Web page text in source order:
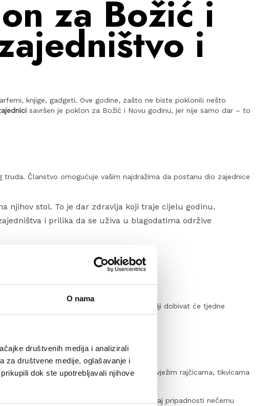
O nama
društvenih medija i analizirali
za društvene medije, oglašavanje i
dok ste upotrebljavali njihove
za Božić i
i
knjige, gadgeti. Ove godine, zašto ne biste poklonili nešto
savršen je poklon za Božić i Novu godinu, jer nije samo dar – to
Članstvo omogućuje vašim najdražima da postanu dio zajednice
njihov stol. To je dar zdravlja koji traje cijelu godinu.
i prilika da se uživa u blagodatima održive
od strane naših stručnjaka. Vaši najmiliji dobivat će tjedne
Svaki put kada primatelj poklona uživa u svježim rajčicama, tikvicama
Poklanjajući članstvo, darujete i osjećaj pripadnosti nečemu